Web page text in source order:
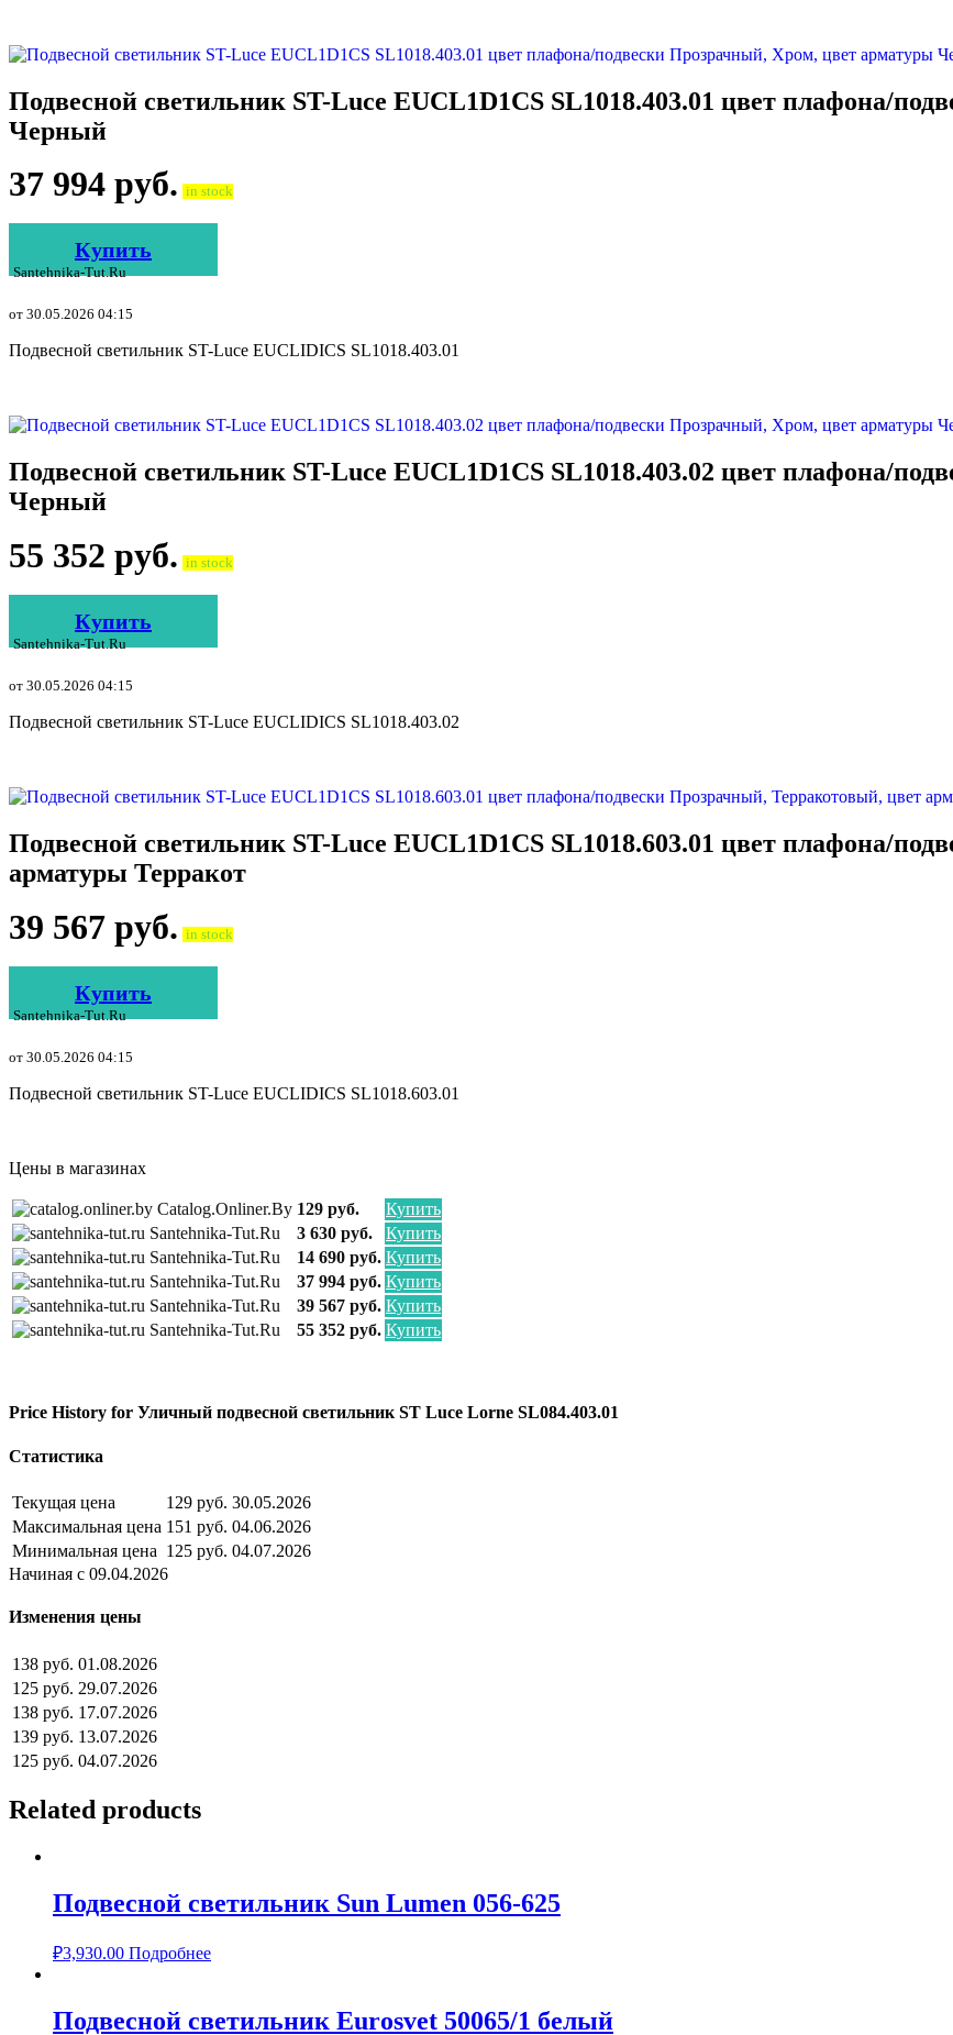
Подвесной светильник ST-Luce EUCL1D1CS SL1018.403.01 цвет плафона/
Черный
37 994 руб. in stock
Купить
Santehnika-Tut.ru
от 30.05.2026 04:15
Подвесной светильник ST-Luce EUCLIDICS SL1018.403.01
Подвесной светильник ST-Luce EUCL1D1CS SL1018.403.02 цвет плафона/
Черный
55 352 руб. in stock
Купить
Santehnika-Tut.ru
от 30.05.2026 04:15
Подвесной светильник ST-Luce EUCLIDICS SL1018.403.02
Подвесной светильник ST-Luce EUCL1D1CS SL1018.603.01 цвет плафона/
арматуры Терракот
39 567 руб. in stock
Купить
Santehnika-Tut.ru
от 30.05.2026 04:15
Подвесной светильник ST-Luce EUCLIDICS SL1018.603.01
Цены в магазинах
Catalog.onliner.by 129 руб.
Купить
Santehnika-Tut.ru
3 630 руб.
Купить
Santehnika-Tut.ru
14 690 руб. Купить
Santehnika-Tut.ru
37 994 руб. Купить
Santehnika-Tut.ru
39 567 руб. Купить
Santehnika-Tut.ru
55 352 руб. Купить
Price History for Уличный подвесной светильник ST Luce Lorne SL084.403.01
Статистика
Текущая цена 129 руб. 30.05.2026
Максимальная цена 151 руб. 04.06.2026
Минимальная цена 125 руб. 04.07.2026
Начиная с 09.04.2026
Изменения цены
138 руб. 01.08.2026
125 руб. 29.07.2026
138 руб. 17.07.2026
139 руб. 13.07.2026
125 руб. 04.07.2026
Related products
Подвесной светильник Sun Lumen 056-625
₽3,930.00 Подробнее
Подвесной светильник Eurosvet 50065/1 белый